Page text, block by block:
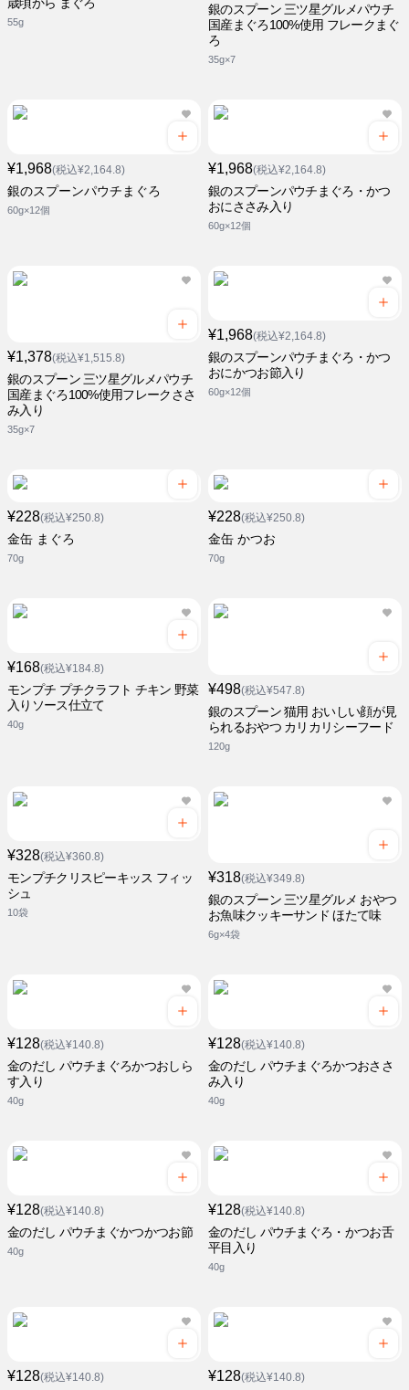
歳頃から まぐろ
55g
銀のスプーン 三ツ星グルメパウチ
国産まぐろ100%使用 フレークまぐ
ろ
35g×7
¥1,968(税込¥2,164.8)
銀のスプーンパウチまぐろ
60g×12個
¥1,968(税込¥2,164.8)
銀のスプーンパウチまぐろ・かつ
おにささみ入り
60g×12個
¥1,378(税込¥1,515.8)
銀のスプーン 三ツ星グルメパウチ
国産まぐろ100%使用フレークささ
み入り
35g×7
¥1,968(税込¥2,164.8)
銀のスプーンパウチまぐろ・かつ
おにかつお節入り
60g×12個
¥228(税込¥250.8)
金缶 まぐろ
70g
¥228(税込¥250.8)
金缶 かつお
70g
¥168(税込¥184.8)
モンプチ プチクラフト チキン 野菜
入りソース仕立て
40g
¥498(税込¥547.8)
銀のスプーン 猫用 おいしい顔が見
られるおやつ カリカリシーフード
120g
¥328(税込¥360.8)
モンプチクリスピーキッス フィッ
シュ
10袋
¥318(税込¥349.8)
銀のスプーン 三ツ星グルメ おやつ
お魚味クッキーサンド ほたて味
6g×4袋
¥128(税込¥140.8)
金のだし パウチまぐろかつおしら
す入り
40g
¥128(税込¥140.8)
金のだし パウチまぐろかつおささ
み入り
40g
¥128(税込¥140.8)
金のだし パウチまぐかつかつお節
40g
¥128(税込¥140.8)
金のだし パウチまぐろ・かつお舌
平目入り
40g
¥128(税込¥140.8) ¥128(税込¥140.8)